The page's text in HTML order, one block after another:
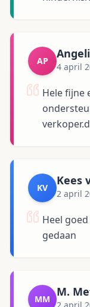
AP
4 april
Hele fijne
KV
Kees
2 april
Heel
gedaan
MM
M.